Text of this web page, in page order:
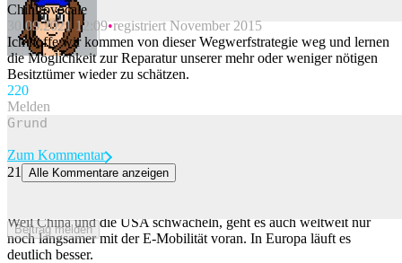
Beitrag melden
Chihirovocale
30.09.2021 12:09 registriert November 2015
Ich hoffe wir kommen von dieser Wegwerfstrategie weg und lernen
die Möglichkeit zur Reparatur unserer mehr oder weniger nötigen
Besitztümer wieder zu schätzen.
220
Melden
Beitrag melden
Zum Kommentar
21
Alle Kommentare anzeigen
Weil China und die USA schwächeln, geht es auch weltweit nur
noch langsamer mit der E-Mobilität voran. In Europa läuft es
deutlich besser.